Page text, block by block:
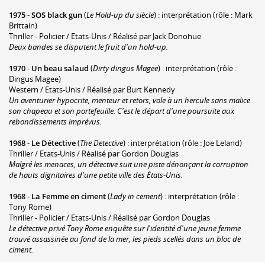
1975-SOS black gun(Le Hold-up du siècle) : interprétation (rôle : Mark
Brittain)
Thriller - Policier / Etats-Unis / Réalisé par Jack Donohue
Deux bandes se disputent le fruit d'un hold-up.
1970- Un beau salaud (Dirty dingus Magee) : interprétation (rôle :
Dingus Magee)
Western / Etats-Unis / Réalisé par Burt Kennedy
Un aventurier hypocrite, menteur et retors, vole à un hercule sans malice
son chapeau et son portefeuille. C'est le départ d'une poursuite aux
rebondissements imprévus.
1968- Le Détective(The Detective) : interprétation (rôle : Joe Leland)
Thriller / Etats-Unis / Réalisé par Gordon Douglas
Malgré les menaces, un détective suit une piste dénonçant la corruption
de hauts dignitaires d'une petite ville des États-Unis.
1968- La Femme en ciment(Lady in cement) : interprétation (rôle :
Tony Rome)
Thriller - Policier / Etats-Unis / Réalisé par Gordon Douglas
Le détective privé Tony Rome enquête sur l'identité d'une jeune femme
trouvé assassinée au fond de la mer, les pieds scellés dans un bloc de
ciment.